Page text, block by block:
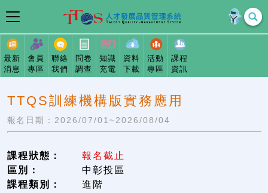
最新
消息
會員
專區
聯絡
我們
問卷
調查
知識
充電
資料
下載
活動
專區
課程
資訊
TTQS訓練機構版實務應用
報名日期：2026/07/01~2026/08/04
課程狀態：
報名截止
區別：
中彰投區
課程類別：
進階